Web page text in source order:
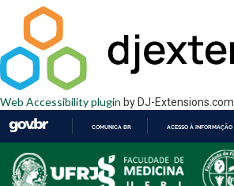
Web Accessibility plugin by DJ-Extensions.com
PARA
O
CONTEÚDO
COMUNICA BR ACESSO À INFORMAÇÃO